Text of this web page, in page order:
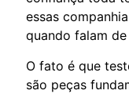
essas
quando falam
O fato é que
são peças